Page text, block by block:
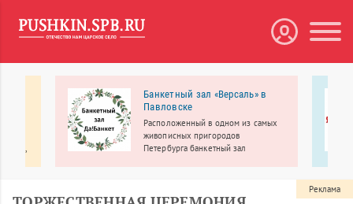
Банкетный зал «Версаль» в
Павловске
Расположенный в одном из самых
живописных пригородов
Петербурга банкетный зал
праздник и другие мероприятия
Реклама